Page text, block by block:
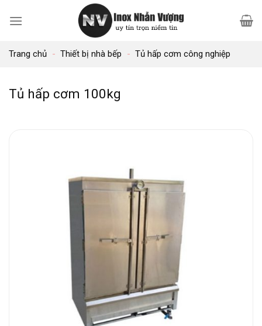
qua
dungTrang chủ - Thiết bị nhà bếp - Tủ hấp cơm công nghiệp
Tủ hấp cơm 100kg